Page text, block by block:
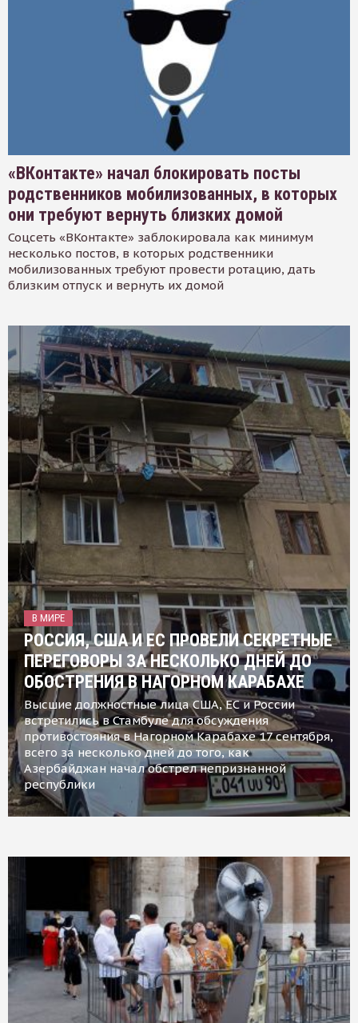
«ВКонтакте» начал блокировать посты
родственников мобилизованных, в которых
они требуют вернуть близких домой
Соцсеть «ВКонтакте» заблокировала как минимум
несколько постов, в которых родственники
мобилизованных требуют провести ротацию, дать
близким отпуск и вернуть их домой
В МИРЕ
РОССИЯ, США И ЕС ПРОВЕЛИ СЕКРЕТНЫЕ
ПЕРЕГОВОРЫ ЗА НЕСКОЛЬКО ДНЕЙ ДО
ОБОСТРЕНИЯ В НАГОРНОМ КАРАБАХЕ
Высшие должностные лица США, ЕС и России
встретились в Стамбуле для обсуждения
противостояния в Нагорном Карабахе 17 сентября,
всего за несколько дней до того, как
Азербайджан начал обстрел непризнанной
республики